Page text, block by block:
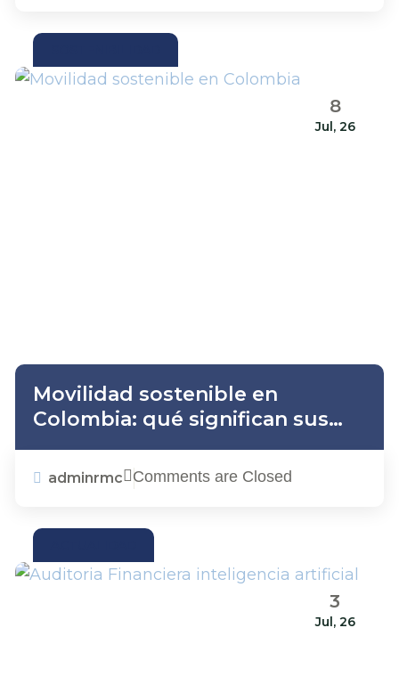
8
Jul, 26
Movilidad sostenible en
Colombia: qué significan sus
retos para las finanzas de su
empresa
adminrmc Comments are Closed
3
Jul, 26